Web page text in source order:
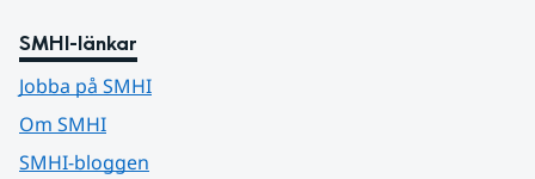
SMHI-länkar
Jobba på SMHI
Om SMHI
SMHI-bloggen